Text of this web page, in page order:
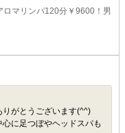
ロマリンパ120分￥9600！男
りがとうございます(^^)
に足つぼやヘッドスパも